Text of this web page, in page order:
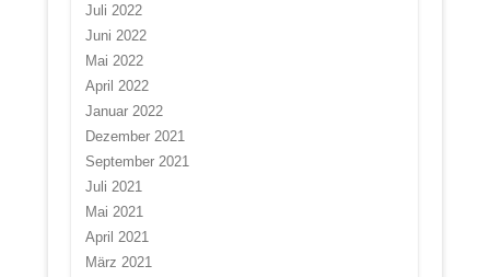
Juli 2022
Juni 2022
Mai 2022
April 2022
Januar 2022
Dezember 2021
September 2021
Juli 2021
Mai 2021
April 2021
März 2021